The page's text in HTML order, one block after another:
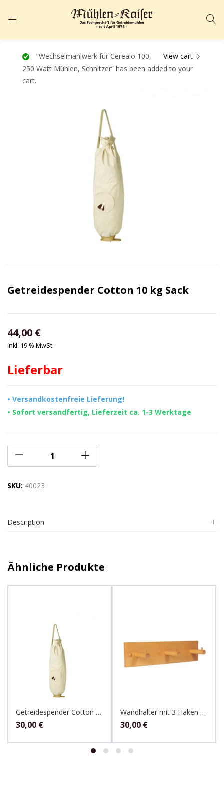
ANMELDEN
Geben Sie Ihren Benutzernamen und Ihr Passwort ein, um sich
anzumelden.
View cart
“Wechselmahlwerk für Cerealo 100,
250 Watt Mühlen, Schnitzer” has been added to your
cart.
Getreidespender Cotton 10 kg Sack
44,00 €
inkl. 19 % MwSt.
Lieferbar
• Versandkostenfreie Lieferung!
• Sofort versandfertig, Lieferzeit ca. 1-3 Werktage
SKU: 40023
Description
Ähnliche Produkte
Getreidespender Cotton 3 kg Sack
30,00 €
Wandhalter mit 3 Haken für Getreidespender Cotton 3 bis 10 kg Sack
30,00 €